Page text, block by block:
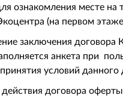
ознакомления месте на
(на первом
заключения договора
анкета при
условий данного
договора